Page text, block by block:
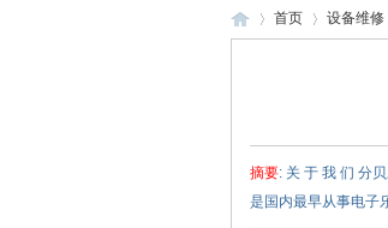
首页 设备维修
摘要: 关 于 我 们 分
是国内最早从事电子